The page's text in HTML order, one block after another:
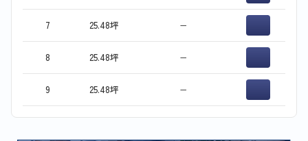
7 25.48坪 −
8 25.48坪 −
9 25.48坪 −